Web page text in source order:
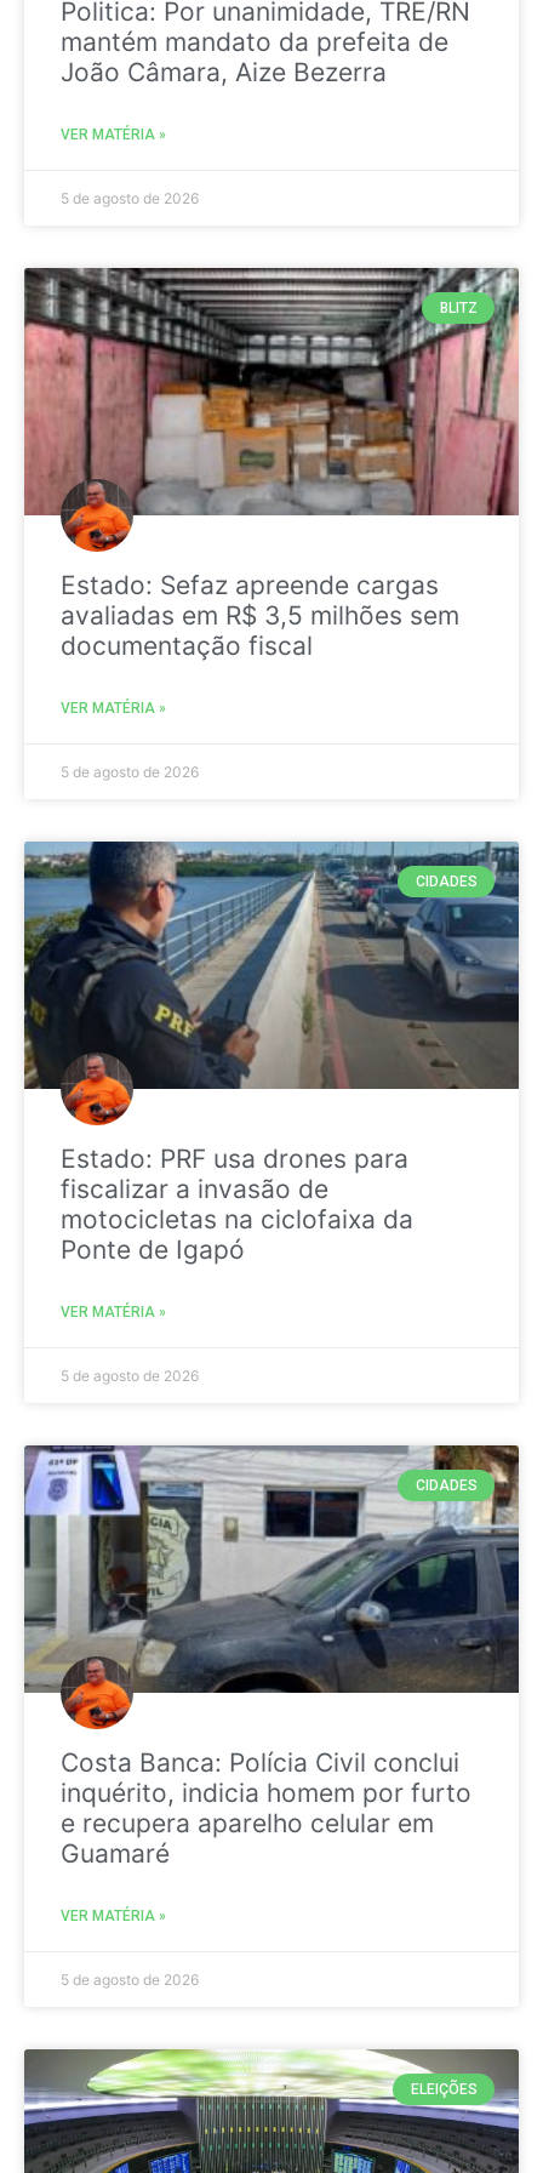
Politica: Por unanimidade, TRE/RN
mantém mandato da prefeita de
João Câmara, Aize Bezerra
VER MATÉRIA »
5 de agosto de 2026
BLITZ
Estado: Sefaz apreende cargas
avaliadas em R$ 3,5 milhões sem
documentação fiscal
VER MATÉRIA »
5 de agosto de 2026
CIDADES
Estado: PRF usa drones para
fiscalizar a invasão de
motocicletas na ciclofaixa da
Ponte de Igapó
VER MATÉRIA »
5 de agosto de 2026
CIDADES
Costa Banca: Polícia Civil conclui
inquérito, indicia homem por furto
e recupera aparelho celular em
Guamaré
VER MATÉRIA »
5 de agosto de 2026
ELEIÇÕES